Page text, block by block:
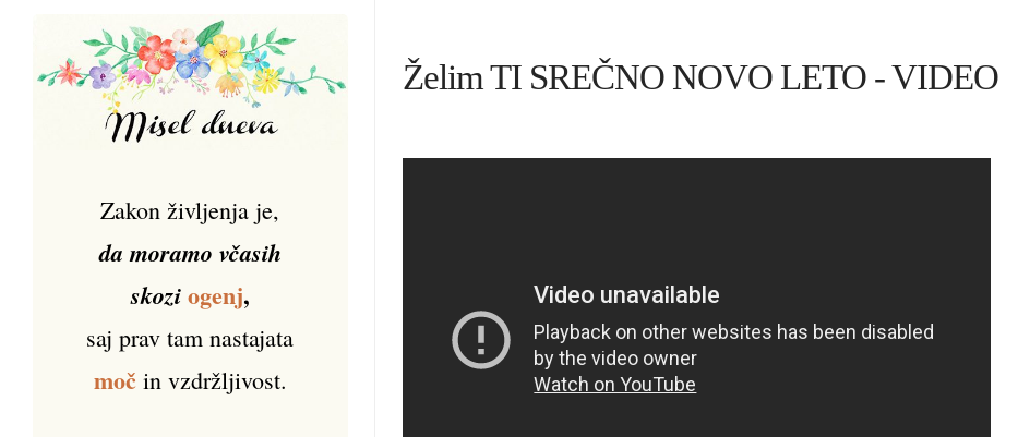
Želim TI SREČNO NOVO LETO - VIDEO
Zakon življenja je,
da moramo včasih
skozi ogenj,
saj prav tam nastajata
močin vzdržljivost.